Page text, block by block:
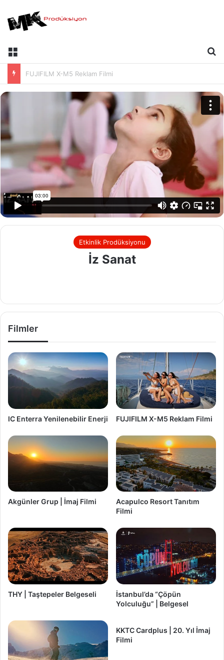
Akgünler Grup | İmaj Filmi
Etkinlik Prodüksiyonu
İz Sanat
Filmler
IC Enterra Yenilenebilir Enerji FUJIFILM X-M5 Reklam Filmi
Akgünler Grup | İmaj Filmi
Acapulco Resort Tanıtım
Filmi
THY | Taştepeler Belgeseli
İstanbul’da “Çöpün
Yolculuğu” | Belgesel
KKTC Cardplus | 20. Yıl İmaj
Filmi